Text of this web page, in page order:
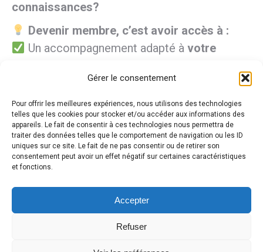
Gérer le consentement
Pour offrir les meilleures expériences, nous utilisons des technologies
telles que les cookies pour stocker et/ou accéder aux informations des
appareils. Le fait de consentir à ces technologies nous permettra de
traiter des données telles que le comportement de navigation ou les ID
uniques sur ce site. Le fait de ne pas consentir ou de retirer son
consentement peut avoir un effet négatif sur certaines caractéristiques
et fonctions.
Accepter
Refuser
connaissances?
Devenir membre, c’est avoir accès à :
Un accompagnement adapté à votre
Des ressources et outils pour mieux gérer
le quotidien
Une équipe engagée et à l’écoute devos
besoins
Une communauté bienveillante qui
comprend
Ne restez pas seul face au TDAH!
Rejoignez-nous et profitez d’un
environnement où l’entraide et l’information
font toute la différence.